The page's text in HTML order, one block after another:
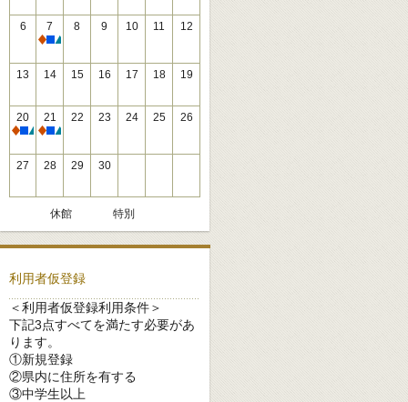
6
7
休館
8 9 10 11 12
13 14 15 16 17 18 19
20
休館
21
休館
22 23 24 25 26
27 28 29 30
休館 特別
利用者仮登録
＜利用者仮登録利用条件＞
下記3点すべてを満たす必要があ
ります。
①新規登録
②県内に住所を有する
③中学生以上